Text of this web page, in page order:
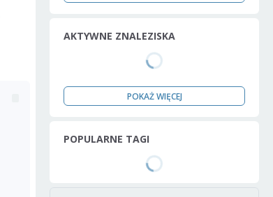
AKTYWNE ZNALEZISKA
POKAŻ WIĘCEJ
POPULARNE TAGI